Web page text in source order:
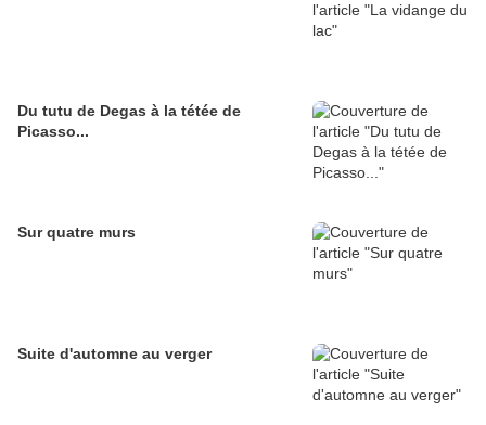
Du tutu de Degas à la tétée de
Picasso...
Sur quatre murs
Suite d'automne au verger